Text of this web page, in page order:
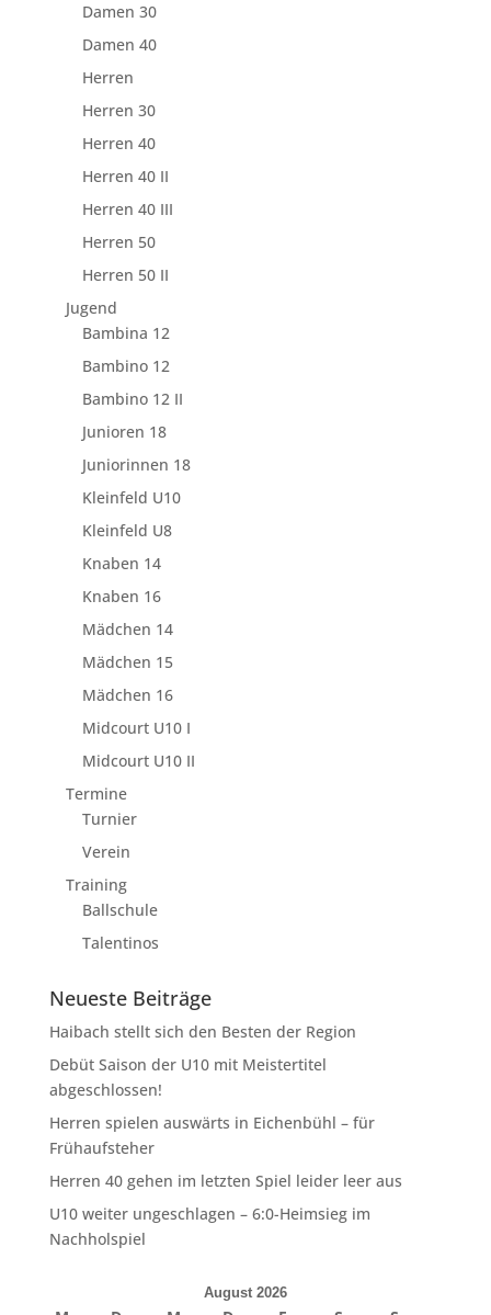
Damen 30
Damen 40
Herren
Herren 30
Herren 40
Herren 40 II
Herren 40 III
Herren 50
Herren 50 II
Jugend
Bambina 12
Bambino 12
Bambino 12 II
Junioren 18
Juniorinnen 18
Kleinfeld U10
Kleinfeld U8
Knaben 14
Knaben 16
Mädchen 14
Mädchen 15
Mädchen 16
Midcourt U10 I
Midcourt U10 II
Termine
Turnier
Verein
Training
Ballschule
Talentinos
Neueste Beiträge
Haibach stellt sich den Besten der Region
Debüt Saison der U10 mit Meistertitel
abgeschlossen!
Herren spielen auswärts in Eichenbühl – für
Frühaufsteher
Herren 40 gehen im letzten Spiel leider leer aus
U10 weiter ungeschlagen – 6:0-Heimsieg im
Nachholspiel
August 2026